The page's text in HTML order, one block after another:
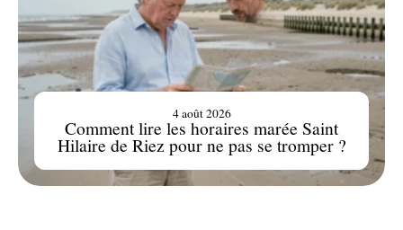
Comment lire les horaires marée Saint
Hilaire de Riez pour ne pas se tromper ?
4 août 2026